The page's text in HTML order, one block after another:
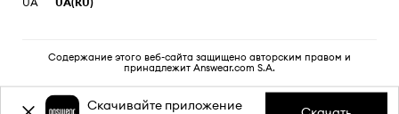
Содержание этого веб-сайта защищено авторским правом и
принадлежит Answear.com S.A.
Скачивайте приложение